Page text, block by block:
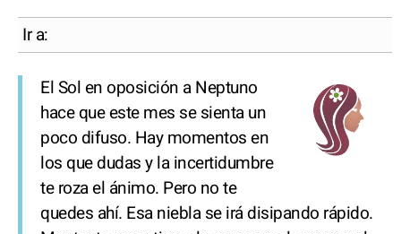
Ir a:
El Sol en oposición a Neptuno
hace que este mes se sienta un
poco difuso. Hay momentos en
los que dudas y la incertidumbre
te roza el ánimo. Pero no te
quedes ahí. Esa niebla se irá disipando rápido.